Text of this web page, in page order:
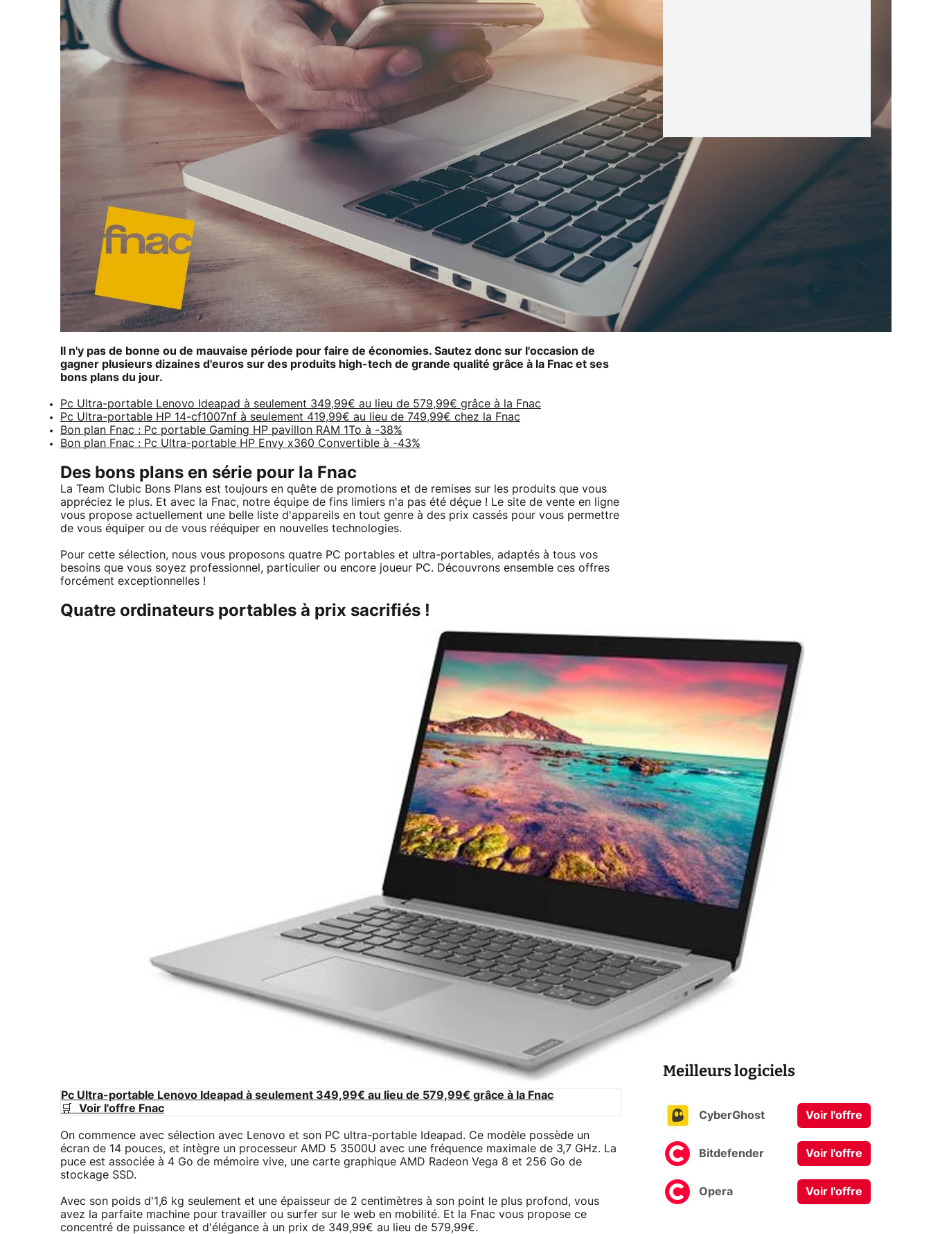
Il n'y pas de bonne ou de mauvaise période pour faire de économies. Sautez donc sur l'occasion de
gagner plusieurs dizaines d'euros sur des produits high-tech de grande qualité grâce à la Fnac et ses
bons plans du jour.
Pc Ultra-portable Lenovo Ideapad à seulement 349,99€ au lieu de 579,99€ grâce à la Fnac
Pc Ultra-portable HP 14-cf1007nf à seulement 419,99€ au lieu de 749,99€ chez la Fnac
Bon plan Fnac : Pc portable Gaming HP pavillon RAM 1To à -38%
Bon plan Fnac : Pc Ultra-portable HP Envy x360 Convertible à -43%
Des bons plans en série pour la Fnac
La Team Clubic Bons Plans est toujours en quête de promotions et de remises sur les produits que vous
appréciez le plus. Et avec la Fnac, notre équipe de fins limiers n'a pas été déçue ! Le site de vente en ligne
vous propose actuellement une belle liste d'appareils en tout genre à des prix cassés pour vous permettre
de vous équiper ou de vous rééquiper en nouvelles technologies.
Pour cette sélection, nous vous proposons quatre PC portables et ultra-portables, adaptés à tous vos
besoins que vous soyez professionnel, particulier ou encore joueur PC. Découvrons ensemble ces offres
forcément exceptionnelles !
Quatre ordinateurs portables à prix sacrifiés !
Pc Ultra-portable Lenovo Ideapad à seulement 349,99€ au lieu de 579,99€ grâce à la Fnac
🛒 Voir l'offre Fnac
On commence avec sélection avec Lenovo et son PC ultra-portable Ideapad. Ce modèle possède un
écran de 14 pouces, et intègre un processeur AMD 5 3500U avec une fréquence maximale de 3,7 GHz. La
puce est associée à 4 Go de mémoire vive, une carte graphique AMD Radeon Vega 8 et 256 Go de
stockage SSD.
Avec son poids d'1,6 kg seulement et une épaisseur de 2 centimètres à son point le plus profond, vous
avez la parfaite machine pour travailler ou surfer sur le web en mobilité. Et la Fnac vous propose ce
concentré de puissance et d'élégance à un prix de 349,99€ au lieu de 579,99€.
Meilleurs logiciels
CyberGhost Voir l'offre
Bitdefender Voir l'offre
Opera Voir l'offre